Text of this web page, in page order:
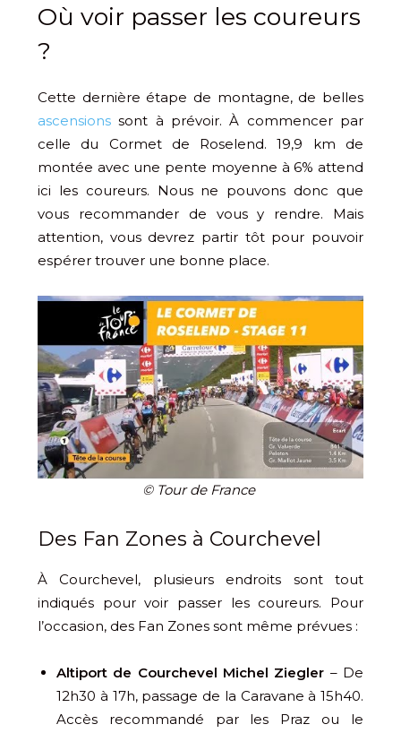
Où voir passer les coureurs
?
Cette dernière étape de montagne, de belles
ascensions sont à prévoir. À commencer par
celle du Cormet de Roselend. 19,9 km de
montée avec une pente moyenne à 6% attend
ici les coureurs. Nous ne pouvons donc que
vous recommander de vous y rendre. Mais
attention, vous devrez partir tôt pour pouvoir
espérer trouver une bonne place.
© Tour de France
Des Fan Zones à Courchevel
À Courchevel, plusieurs endroits sont tout
indiqués pour voir passer les coureurs. Pour
l’occasion, des Fan Zones sont même prévues :
Altiport de Courchevel Michel Ziegler – De
12h30 à 17h, passage de la Caravane à 15h40.
Accès recommandé par les Praz ou le